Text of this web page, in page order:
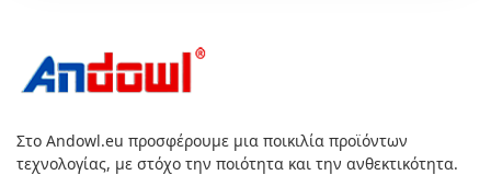
Στο Andowl.eu προσφέρουμε μια ποικιλία προϊόντων
τεχνολογίας, με στόχο την ποιότητα και την ανθεκτικότητα.